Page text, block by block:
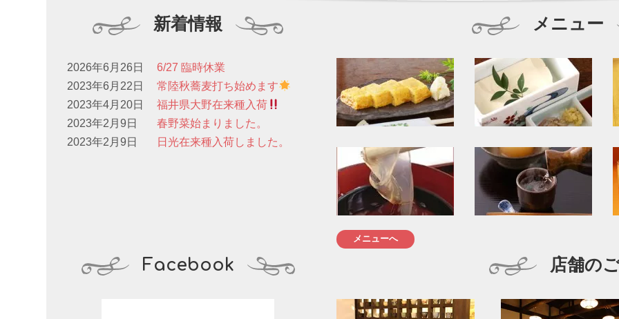
新着情報
2026年6月26日
6/27 臨時休業
2023年6月22日
常陸秋蕎麦打ち始めます
2023年4月20日
福井県大野在来種入荷
2023年2月9日
春野菜始まりました。
2023年2月9日
日光在来種入荷しました。
メニュー
メニューへ
Facebook 店舗の